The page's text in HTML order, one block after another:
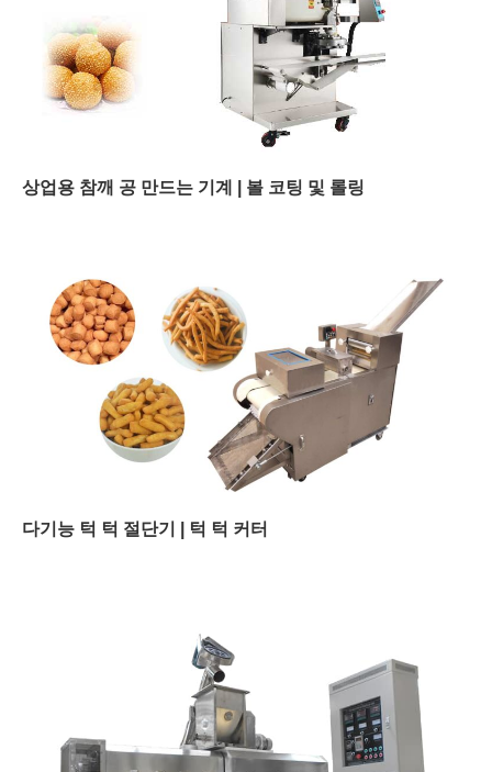
상업용 참깨 공 만드는 기계 | 볼 코팅 및 롤링
다기능 턱 턱 절단기 | 턱 턱 커터